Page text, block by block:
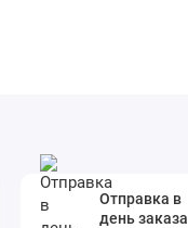
Отправка в
день заказа